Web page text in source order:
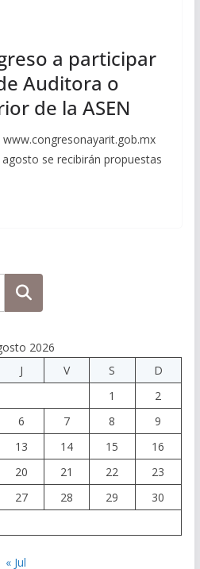
a participar
Auditora o
de la ASEN
se recibirán propuestas
Buscar
2026
J V S
D
1
2
6 7 8
9
13 14 15
16
20 21 22
23
27 28 29
30
« Jul